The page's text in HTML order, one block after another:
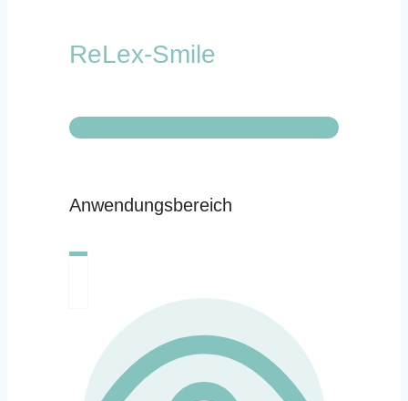
ReLex-Smile
Anwendungsbereich